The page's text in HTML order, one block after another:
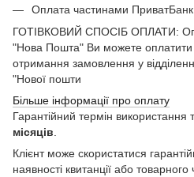
Оплата частинами
ГОТІВКОВИЙ СПОСІБ ОПЛАТИ:
"Нова Пошта" Ви можете оплатити
отримання замовлення у
"Нової пошти
Більше інформації про оплату
Гарантійний термін використання
місяців
Клієнт може скористатися
наявності квитанції або